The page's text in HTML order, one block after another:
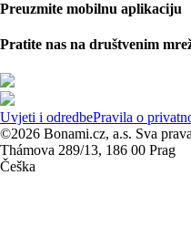
Preuzmite mobilnu aplikaciju
Pratite nas na društvenim
Uvjeti i odredbePravila o
©2026 Bonami.cz, a.s. Sva
Thámova 289/13, 186 00 Prag
Češka